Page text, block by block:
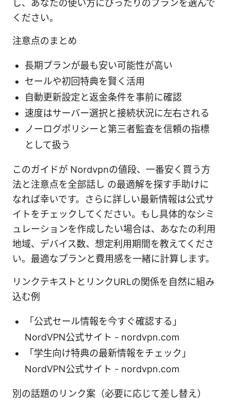
し、あなたの使い方にぴったりのプランを選んで
ください。
注意点のまとめ
長期プランが最も安い可能性が高い
セールや初回特典を賢く活用
自動更新設定と返金条件を事前に確認
速度はサーバー選択と接続状況に左右される
ノーログポリシーと第三者監査を信頼の指標
として扱う
このガイドが Nordvpnの値段、一番安く買う方
法と注意点を全部話し の最適解を探す手助けに
なれば幸いです。さらに詳しい最新情報は公式サ
イトをチェックしてください。もし具体的なシミ
ュレーションを作成したい場合は、あなたの利用
地域、デバイス数、想定利用期間を教えてくださ
い。最適なプランと費用感を一緒に計算します。
リンクテキストとリンクURLの関係を自然に組み
込む例
「公式セール情報を今すぐ確認する」
NordVPN公式サイト - nordvpn.com
「学生向け特典の最新情報をチェック」
NordVPN公式サイト - nordvpn.com
別の話題のリンク案（必要に応じて差し替え）